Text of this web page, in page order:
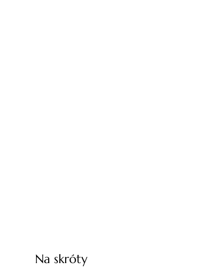
Na skróty